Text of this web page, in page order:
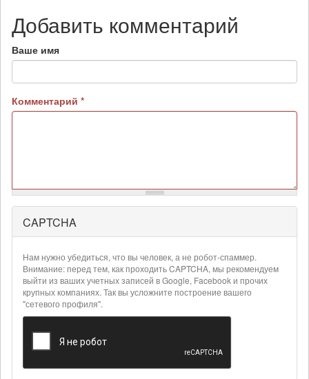
Добавить комментарий
Ваше имя
Комментарий *
Более
подробная
информация
текстовых
форматах
CAPTCHA
Нам нужно убедиться, что вы человек, а не робот-спаммер.
Внимание: перед тем, как проходить CAPTCHA, мы рекомендуем
выйти из ваших учетных записей в Google, Facebook и прочих
крупных компаниях. Так вы усложните построение вашего
"сетевого профиля".